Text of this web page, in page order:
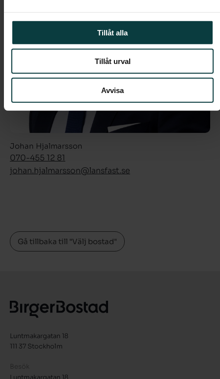
Tillåt alla
Tillåt urval
Avvisa
Johan Hjalmarsson
070-455 12 81
johan.hjalmarsson­@lansfast.se
Gå tillbaka till "Välj bostad"
Luntmakargatan 18
111 37 Stockholm
Besök
Luntmakargatan 18